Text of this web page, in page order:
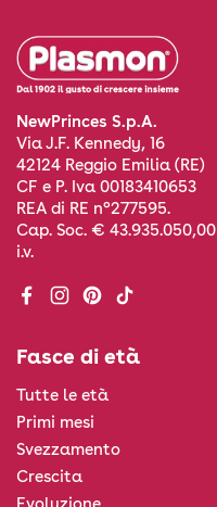
NewPrinces S.p.A.
Via J.F. Kennedy, 16
42124 Reggio Emilia (RE)
CF e P. Iva 00183410653
REA di RE n°277595.
Cap. Soc. € 43.935.050,00
i.v.
Facebook
Instagram
Pinterest
TikTok
Fasce di età
Tutte le età
Primi mesi
Svezzamento
Crescita